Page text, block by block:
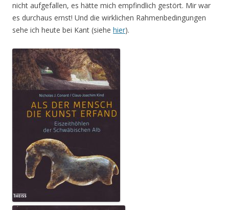
nicht aufgefallen, es hätte mich empfindlich gestört. Mir war
es durchaus ernst! Und die wirklichen Rahmenbedingungen
sehe ich heute bei Kant (siehe hier).